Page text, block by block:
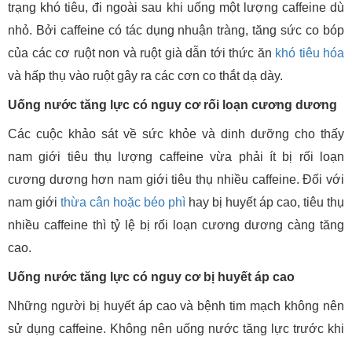
trạng khó tiêu, đi ngoài sau khi uống một lượng caffeine dù
nhỏ. Bởi caffeine có tác dụng nhuận tràng, tăng sức co bóp
của các cơ ruột non và ruột già dẫn tới thức ăn khó tiêu hóa
và hấp thụ vào ruột gây ra các cơn co thắt dạ dày.
Uống nước tăng lực có nguy cơ rối loạn cương dương
Các cuộc khảo sát về sức khỏe và dinh dưỡng cho thấy
nam giới tiêu thụ lượng caffeine vừa phải ít bị rối loạn
cương dương hơn nam giới tiêu thụ nhiều caffeine. Đối với
nam giới thừa cân hoặc béo phì hay bị huyết áp cao, tiêu thụ
nhiều caffeine thì tỷ lệ bị rối loạn cương dương càng tăng
cao.
Uống nước tăng lực có nguy cơ bị huyết áp cao
Những người bị huyết áp cao và bệnh tim mạch không nên
sử dụng caffeine. Không nên uống nước tăng lực trước khi